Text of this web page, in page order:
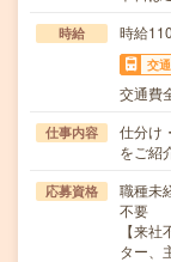
時給 時給
交
交通費
仕事内容
仕分け
をご紹
応募資格
職種未
不要
【来
ター、